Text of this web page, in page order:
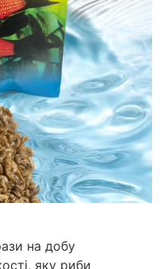
на добу
яку риби